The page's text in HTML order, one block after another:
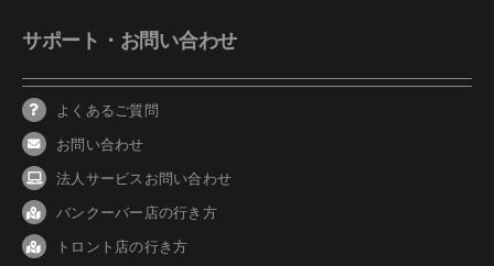
サポート・お問い合わせ
よくあるご質問
お問い合わせ
法人サービスお問い合わせ
バンクーバー 店の行き方
トロント店の行き方